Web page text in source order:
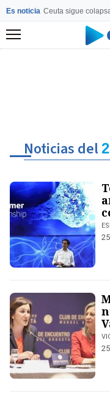
Es noticia Ceuta sigue
Menú
Noticias del